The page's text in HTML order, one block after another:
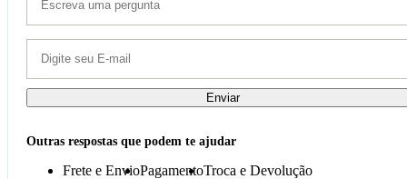
Enviar
Outras respostas que podem te ajudar
Frete e EnvioPagamentoTroca e Devolução